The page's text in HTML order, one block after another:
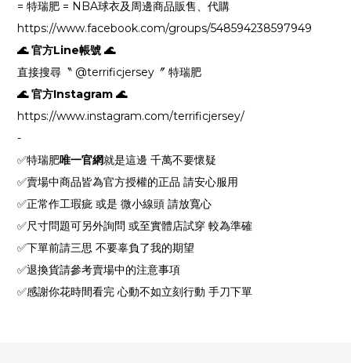
= 特瑞肥 = NBA球衣及周邊商品販售、代購
https://www.facebook.com/groups/548594238597949
🌊 官方Line帳號 🌊
直接搜尋〝 @terrificjersey〞 特瑞肥
🌊 官方Instagram 🌊
https://www.instagram.com/terrificjersey/
-
✅特瑞肥唯一官網就是這邊 千萬不要懷疑
✅賣場中商品皆為官方授權的正品 請安心服用
✅正常作工瑕疵 或是 微小線頭 請放寬心
✅尺寸問題可另外詢問 或至實體店試穿 較為準確
✅下單前請三思 不要辜負了我的期望
✅退換貨請參考賣場中的注意事項
✅感謝你花時間看完 心動不如立刻行動 手刀下單